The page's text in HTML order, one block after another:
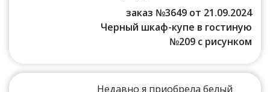
заказ №3649 от 21.09.2024
Черный шкаф-купе в гостиную
№209 с рисунком
Недавно я приобрела белый